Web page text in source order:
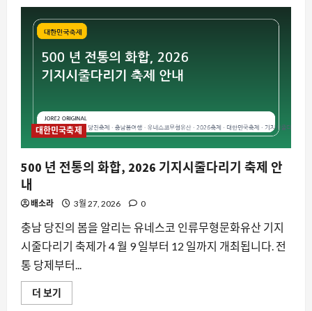
축
제,
4
월
중
순
당
서
피
어
나
는
봄
의
에
대
더
읽
어
보
기
대한민국축제
500 년 전통의 화합, 2026 기지시줄다리기 축제 안
내
배소라 3월 27, 2026 0
충남 당진의 봄을 알리는 유네스코 인류무형문화유산 기지
시줄다리기 축제가 4 월 9 일부터 12 일까지 개최됩니다. 전
통 당제부터...
더 보기
년